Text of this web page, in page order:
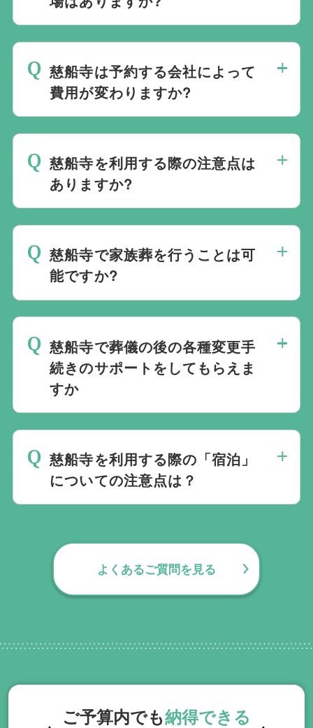
ておりますので、葬儀を検討している地域
周辺の式場を無料でご案内することも可能
です。自社会館を持たないことで無理に自
社会館を勧めることなく柔軟にご提案がで
きます。
すすめの式場をご紹介させていただきま
す。また、式場でご葬儀気を行うのが一般
的ですが、どこで葬儀を行うかは多様化し
ており必ずしも式場を借りて行う必要はな
く、近年では自宅でご葬儀を行う自宅葬を
選ばれる方もいます。私たちは自宅でのご
ご希望がありましたら遠慮なくお申し付け
ください。
慈船寺は予約する会社によって
費用が変わりますか?
ら予約をしても式場利用料は同じです。
慈船寺を利用する際の注意点は
ありますか?
れる人数によって選んだ式場が適している
か注意しておくと良いです。当社の相談員
は斎場を熟知しておりますので、ご不安な
点がありましたらお気軽にご相談くださ
い。
慈船寺で家族葬を行うことは可
能ですか?
要望にお応えしております。
慈船寺で葬儀の後の各種変更手
続きのサポートをしてもらえま
すか
の手続きとお答えになる方が70パーセント
以上でして、お客様が日常にお戻りいただ
くまでの期間、回数の制限なく、当社の専
慈船寺を利用する際の「宿泊」
についての注意点は？
が、慈船寺では対応しておりませんのでご
注意ください。
よくあるご質問を見る
ご予算内でも納得できる